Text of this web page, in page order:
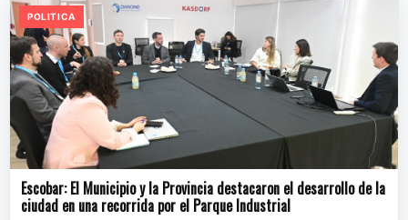
POLITICA
Escobar: El Municipio y la Provincia destacaron el desarrollo de la
ciudad en una recorrida por el Parque Industrial